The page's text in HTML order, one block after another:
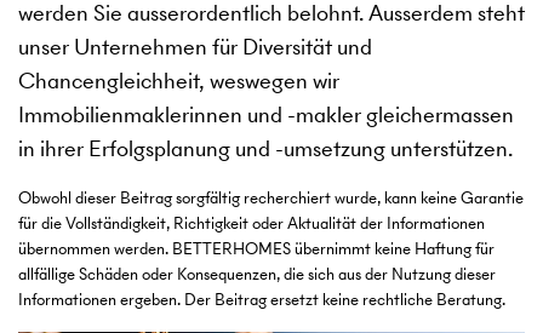
werden Sie ausserordentlich belohnt. Ausserdem steht
unser Unternehmen für Diversität und
Chancengleichheit, weswegen wir
Immobilienmaklerinnen und -makler gleichermassen
in ihrer Erfolgsplanung und -umsetzung unterstützen.
Obwohl dieser Beitrag sorgfältig recherchiert wurde, kann keine Garantie
für die Vollständigkeit, Richtigkeit oder Aktualität der Informationen
übernommen werden. BETTERHOMES übernimmt keine Haftung für
allfällige Schäden oder Konsequenzen, die sich aus der Nutzung dieser
Informationen ergeben. Der Beitrag ersetzt keine rechtliche Beratung.